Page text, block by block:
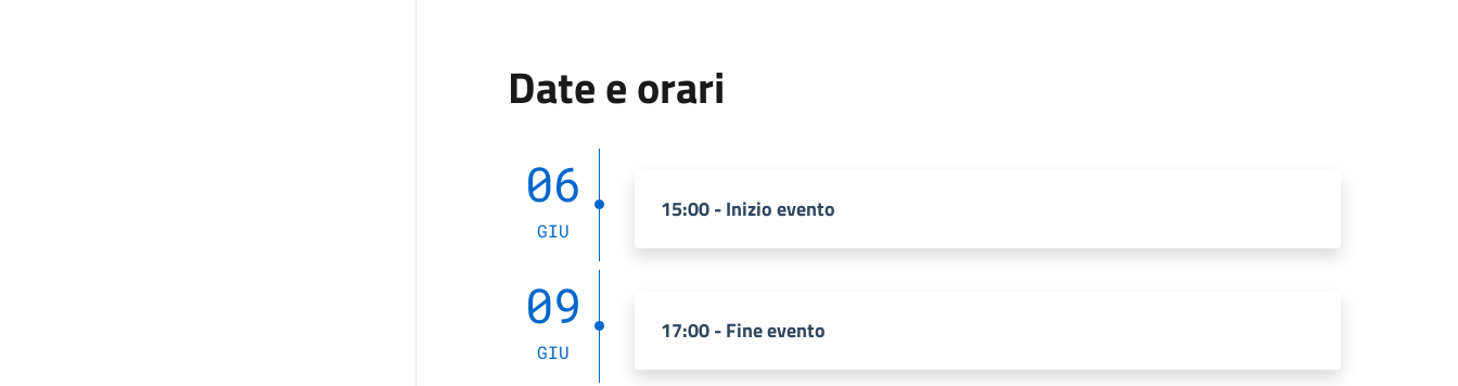
Date e orari
06
GIU
15:00 - Inizio evento
09
GIU
17:00 - Fine evento